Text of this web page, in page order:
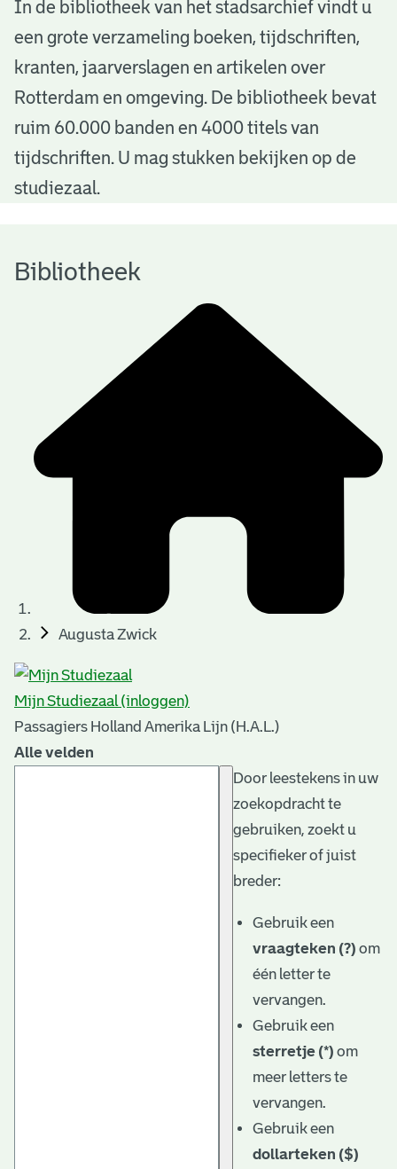
B
b
o
h
In de bibliotheek van het stadsarchief vindt u
een grote verzameling boeken, tijdschriften,
kranten, jaarverslagen en artikelen over
Rotterdam en omgeving. De bibliotheek bevat
ruim 60.000 banden en 4000 titels van
tijdschriften. U mag stukken bekijken op de
studiezaal.
Bibliotheek
Augusta Zwick
Mijn Studiezaal (inloggen)
Passagiers Holland Amerika Lijn (H.A.L.)
Alle velden
Door leestekens in uw
zoekopdracht te
gebruiken, zoekt u
specifieker of juist
breder:
Gebruik een
vraagteken (?) om
één letter te
vervangen.
Gebruik een
sterretje (*) om
meer letters te
vervangen.
Gebruik een
dollarteken ($)